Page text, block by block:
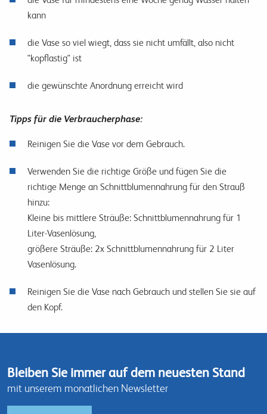
kann
die Vase so viel wiegt, dass sie nicht umfällt, also nicht
"kopflastig" ist
die gewünschte Anordnung erreicht wird
Tipps für die Verbraucherphase:
Reinigen Sie die Vase vor dem Gebrauch.
Verwenden Sie die richtige Größe und fügen Sie die
richtige Menge an Schnittblumennahrung für den Strauß
hinzu:
Kleine bis mittlere Sträuße: Schnittblumennahrung für 1
Liter-Vasenlösung,
größere Sträuße: 2x Schnittblumennahrung für 2 Liter
Vasenlösung.
Reinigen Sie die Vase nach Gebrauch und stellen Sie sie auf
den Kopf.
Bleiben Sie immer auf dem neuesten Stand
mit unserem monatlichen Newsletter